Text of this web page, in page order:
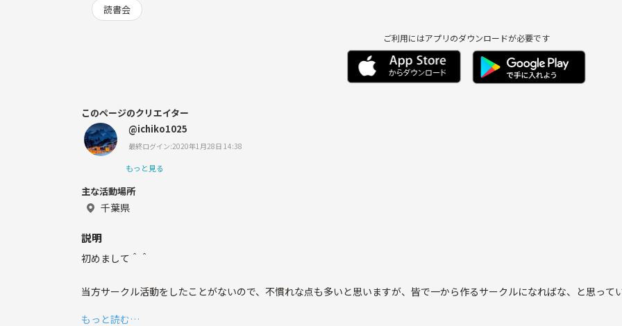
読書会
ご利用にはアプリのダウンロードが必要です
このページのクリエイター
@ichiko1025
最終ログイン:2020年1月28日 14:38
もっと見る
主な活動場所
千葉県
説明
初めまして＾＾
当方サークル活動をしたことがないので、不慣れな点も多いと思いますが、皆で一から作るサークルになればな、と思って
もっと読む…